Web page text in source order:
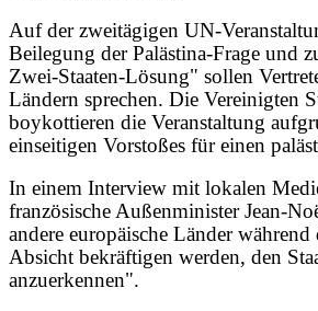
Auf der zweitägigen UN-
Beilegung der Palästina-Frage und
Zwei-Staaten-Lösung" sollen
Ländern sprechen. Die Vereinigten
boykottieren die Veranstaltung
einseitigen Vorstoßes für einen
In einem Interview mit lokalen
französische Außenminister Jean-
andere europäische Länder
Absicht bekräftigen werden, den
anzuerkennen".